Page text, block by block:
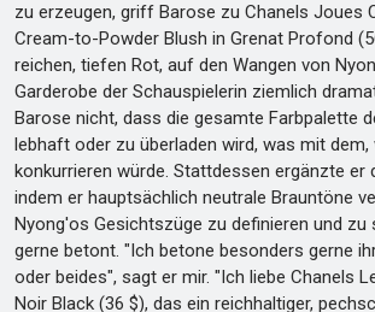
zu erzeugen, griff Barose zu Chanels Joues
Cream-to-Powder Blush in Grenat Profond
reichen, tiefen Rot, auf den Wangen von
Garderobe der Schauspielerin ziemlich
Barose nicht, dass die gesamte Farbpalette
lebhaft oder zu überladen wird, was mit
konkurrieren würde. Stattdessen ergänzte er
indem er hauptsächlich neutrale Brauntöne
Nyong'os Gesichtszüge zu definieren und zu
gerne betont. "Ich betone besonders gerne
oder beides", sagt er mir. "Ich liebe Chanels
Noir Black (36 $), das ein reichhaltiger,